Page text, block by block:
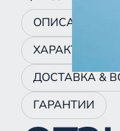
ОПИСАНИЕ
ДОСТАВКА &
ГАРАНТИИ